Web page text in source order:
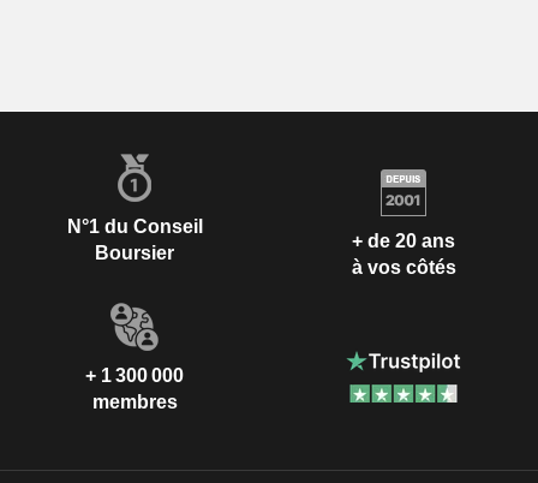
N°1 du Conseil
Boursier
+ de 20 ans
à vos côtés
+ 1 300 000
membres